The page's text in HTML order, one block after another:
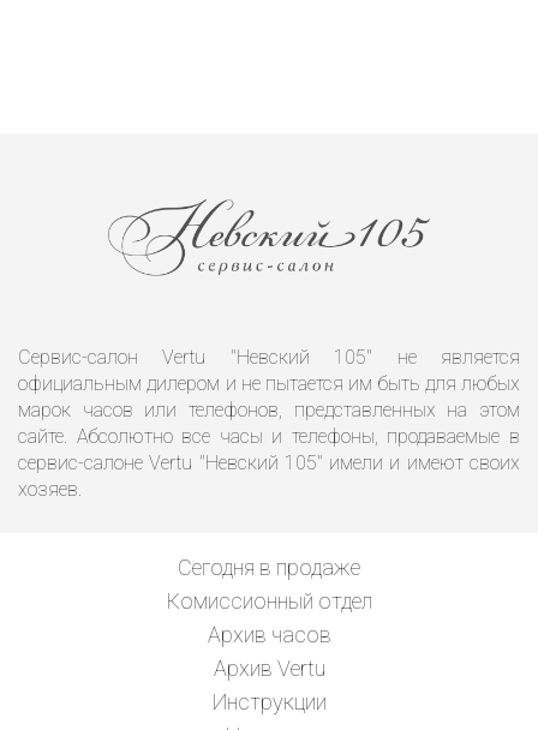
Сервис-салон Vertu "Невский 105" не является
официальным дилером и не пытается им быть для любых
марок часов или телефонов, представленных на этом
сайте. Абсолютно все часы и телефоны, продаваемые в
сервис-салоне Vertu "Невский 105" имели и имеют своих
хозяев.
Сегодня в продаже
Комиссионный отдел
Архив часов
Архив Vertu
Инструкции